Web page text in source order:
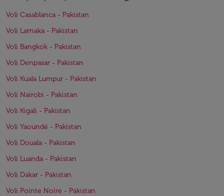
Voli Casablanca - Pakistan
Voli Larnaka - Pakistan
Voli Bangkok - Pakistan
Voli Denpasar - Pakistan
Voli Kuala Lumpur - Pakistan
Voli Nairobi - Pakistan
Voli Kigali - Pakistan
Voli Yaoundé - Pakistan
Voli Douala - Pakistan
Voli Luanda - Pakistan
Voli Dakar - Pakistan
Voli Pointe Noire - Pakistan